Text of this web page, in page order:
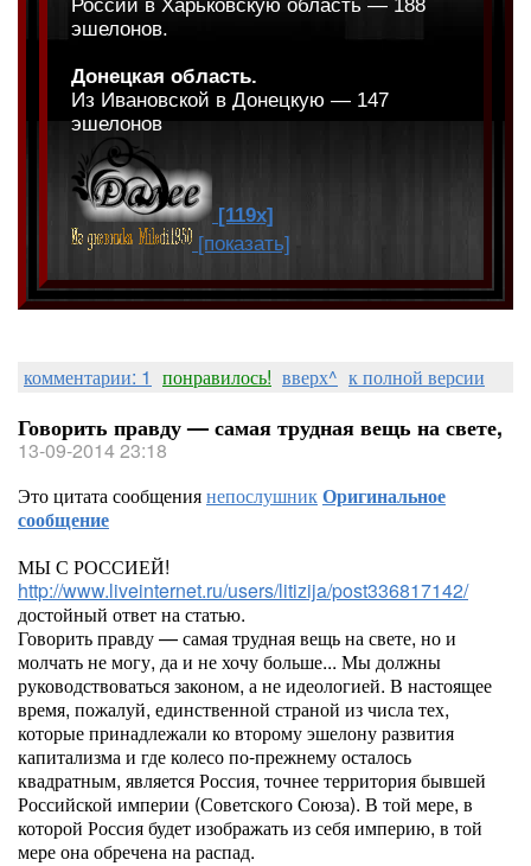
России в Харьковскую область — 188
эшелонов.
Донецкая область.
Из Ивановской в Донецкую — 147
эшелонов
[119x]
[показать]
комментарии: 1 понравилось! вверх^ к полной версии
Говорить правду — самая трудная вещь на свете,
13-09-2014 23:18
Это цитата сообщениянепослушникОригинальное
сообщение
МЫ С РОССИЕЙ!
http://www.liveinternet.ru/users/litizija/post336817142/
достойный ответ на статью.
Говорить правду — самая трудная вещь на свете, но и
молчать не могу, да и не хочу больше... Мы должны
руководствоваться законом, а не идеологией. В настоящее
время, пожалуй, единственной страной из числа тех,
которые принадлежали ко второму эшелону развития
капитализма и где колесо по-прежнему осталось
квадратным, является Россия, точнее территория бывшей
Российской империи (Советского Союза). В той мере, в
которой Россия будет изображать из себя империю, в той
мере она обречена на распад.